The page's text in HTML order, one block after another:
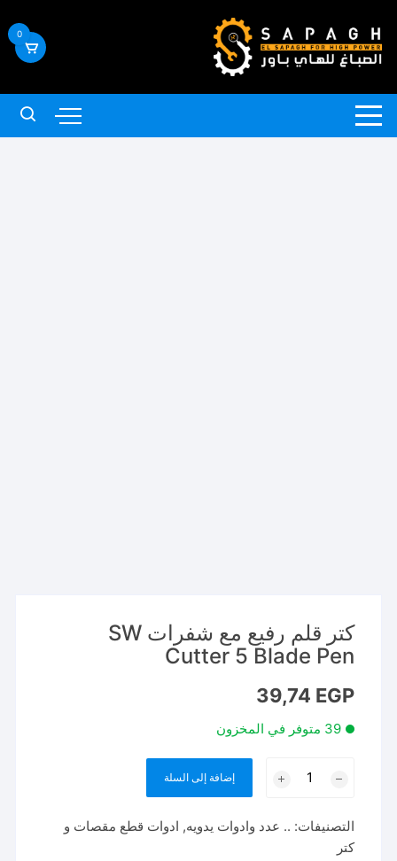
إلى
المحتوى
0
كتر قلم رفيع مع شفرات SW
Cutter 5 Blade Pen
39,74 EGP
39 متوفر في المخزون
رفيع
مع
إضافة إلى السلة
التصنيفات: .. عدد وادوات يدويه, ادوات قطع مقصات و
كتر